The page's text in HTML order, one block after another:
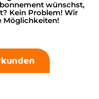
wünschst,
Kein Problem! Wir
Möglichkeiten!